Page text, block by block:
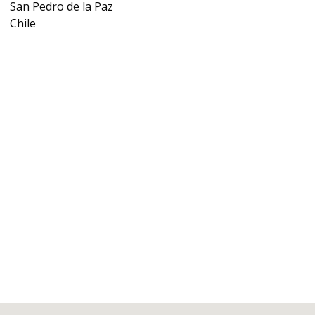
San Pedro de la Paz
Chile